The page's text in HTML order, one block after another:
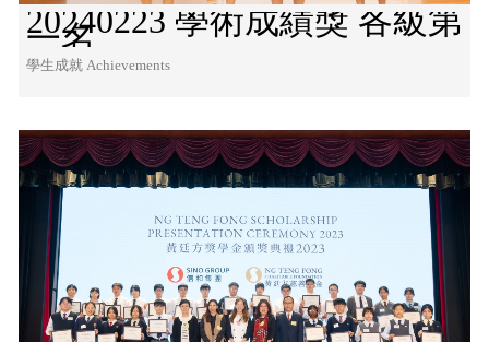
20240223 學術成績獎 各級第
一名
學生成就 Achievements